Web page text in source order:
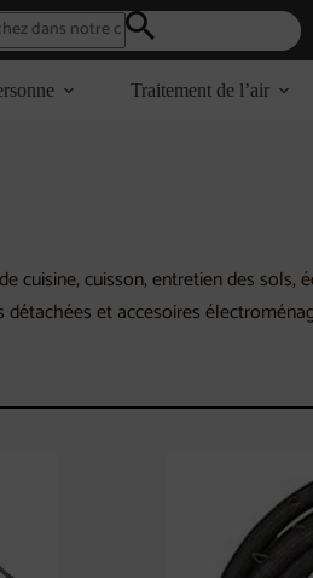
Traitement de l’air
cuisson, entretien des sols,
et accesoires